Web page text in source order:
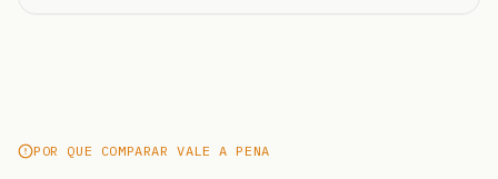
POR QUE COMPARAR VALE A PENA